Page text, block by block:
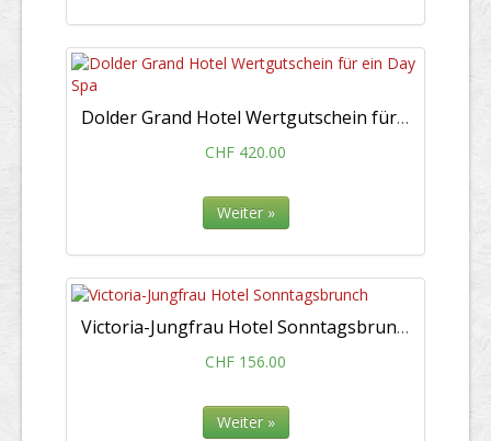
Dolder Grand Hotel Wertgutschein für ein Day Spa
CHF 420.00
Weiter »
Victoria-Jungfrau Hotel Sonntagsbrunch
CHF 156.00
Weiter »